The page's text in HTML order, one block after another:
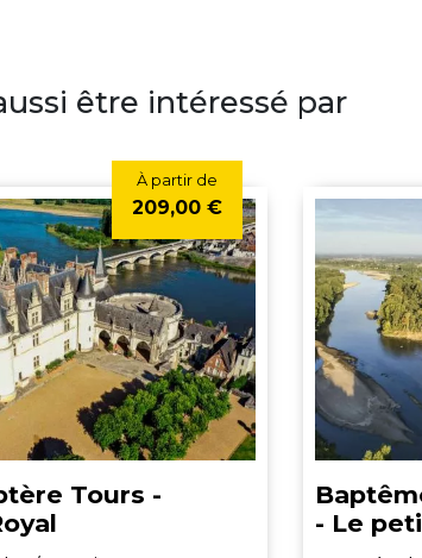
être intéressé par
Tours -
À partir de
209,00 €
- Le